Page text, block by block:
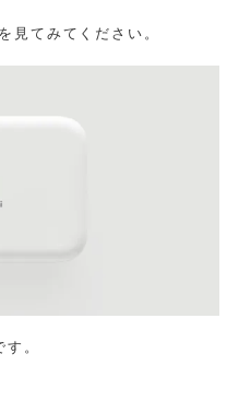
見てみてください。
。